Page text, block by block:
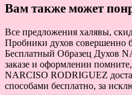
Вам также может
Все предложения халявы,
Пробники духов совершенно
Бесплатный Образец Духов
заказе и оформлении
NARCISO RODRIGUEZ
способами бесплатно, за